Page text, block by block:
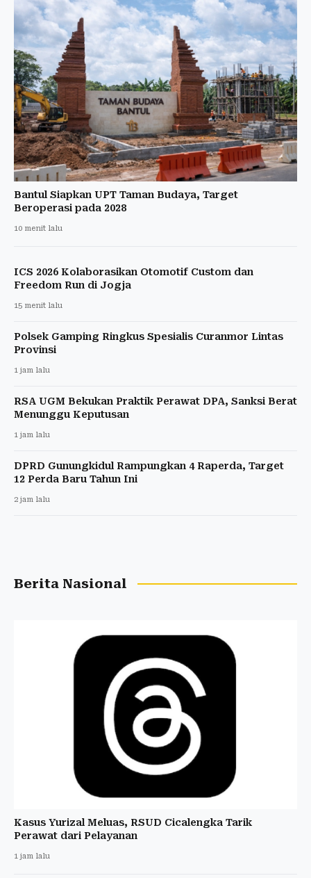
Bantul Siapkan UPT Taman Budaya, Target
Beroperasi pada 2028
10 menit lalu
ICS 2026 Kolaborasikan Otomotif Custom dan
Freedom Run di Jogja
15 menit lalu
Polsek Gamping Ringkus Spesialis Curanmor Lintas
Provinsi
1 jam lalu
RSA UGM Bekukan Praktik Perawat DPA, Sanksi Berat
Menunggu Keputusan
1 jam lalu
DPRD Gunungkidul Rampungkan 4 Raperda, Target
12 Perda Baru Tahun Ini
2 jam lalu
Berita Nasional
Kasus Yurizal Meluas, RSUD Cicalengka Tarik
Perawat dari Pelayanan
1 jam lalu